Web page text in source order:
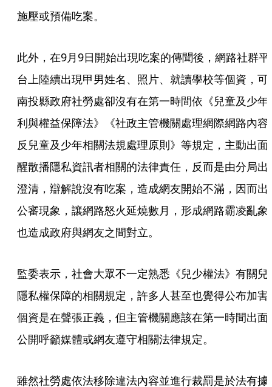
施壓或預備吃案。
此外，在9月9日開始出現吃案的傳聞後，網路社群平
台上陸續出現甲男姓名、照片、就讀學校等個資，可
南投縣政府社勞處卻沒有在第一時間依《兒童及少年
利與權益保障法》《社政主管機關處理網際網路內容
反兒童及少年相關法規處理原則》等規定，主動出面
醒散播隱私資訊者相關的法律責任，反而是由分局出
澄清，辯解說沒有吃案，造成網友開始不滿，因而出
公審現象，讓網路怒火延燒數月，形成網路霸凌亂象
也造成政府與網友之間對立。
監委表示，社會大眾不一定熟悉《兒少權法》有關兒
隱私權保障的相關規定，許多人甚至也覺得公布加害
個資是在聲張正義，但主管機關應該在第一時間出面
公開呼籲媒體或網友遵守相關法律規定。
雖然社勞處依法移除違法內容並進行裁罰是於法有據